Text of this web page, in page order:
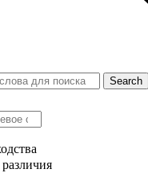
Search